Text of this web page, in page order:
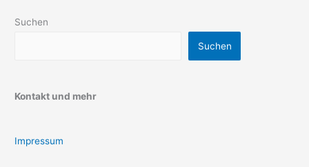
Suchen
Suchen
Kontakt und mehr
Impressum